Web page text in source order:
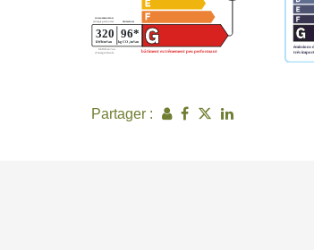
Partager :